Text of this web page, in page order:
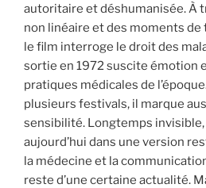
autoritaire et déshumanisée. À
non linéaire et des moments de
le film interroge le droit des
sortie en 1972 suscite émotion
pratiques médicales de
plusieurs festivals, il marque
sensibilité. Longtemps
aujourd’hui dans une version
la médecine et la
reste d’une certaine actualité.